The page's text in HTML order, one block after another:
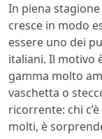
In piena
cresce in modo
essere uno dei
italiani. Il motivo
gamma molto
vaschetta o
ricorrente: chi
molti, è